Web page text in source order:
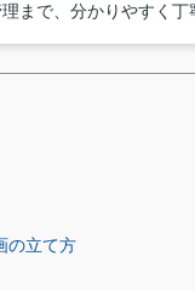
まで、分かりやすく丁
の立て方